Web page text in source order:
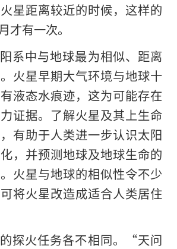
星距离较近的时候，这样的
才有一次。
系中与地球最为相似、距离
火星早期大气环境与地球十
液态水痕迹，这为可能存在
证据。了解火星及其上生命
有助于人类进一步认识太阳
，并预测地球及地球生命的
火星与地球的相似性令不少
将火星改造成适合人类居住
的探火任务各不相同。“天问